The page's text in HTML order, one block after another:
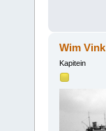
Wim Vink
Kapitein